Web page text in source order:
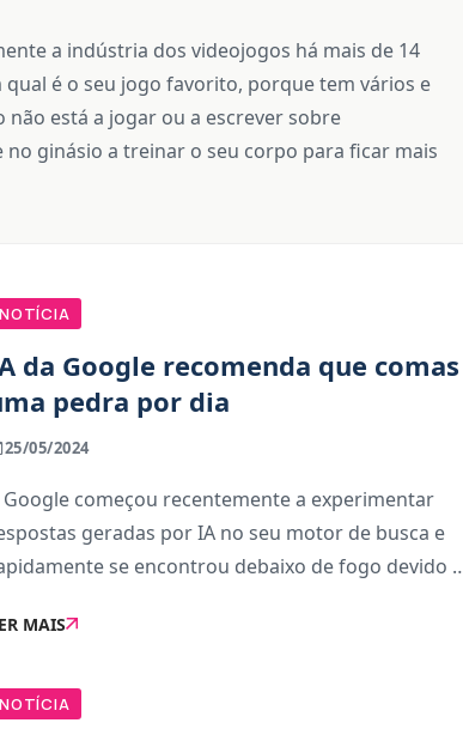
a indústria dos videojogos há mais de 14
é o seu jogo favorito, porque tem vários e
não está a jogar ou a escrever sobre
ginásio a treinar o seu corpo para ficar mais
NOTÍCIA
da Google recomenda que comas
pedra por dia
25/05/2024
Google começou recentemente a experimentar
geradas por IA no seu motor de busca e
se encontrou debaixo de fogo devido a
uma pedra por dia a sugerir que podes
MAIS
NOTÍCIA